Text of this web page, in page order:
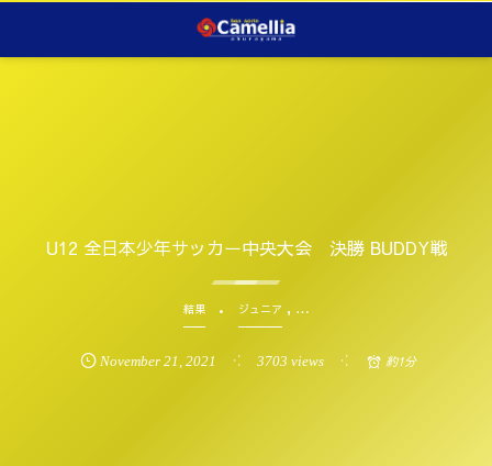
U12 全日本少年サッカー中央大会 決勝 BUDDY戦
結果 ジュニア , …
November 21 ,2021 3703 views 約1分